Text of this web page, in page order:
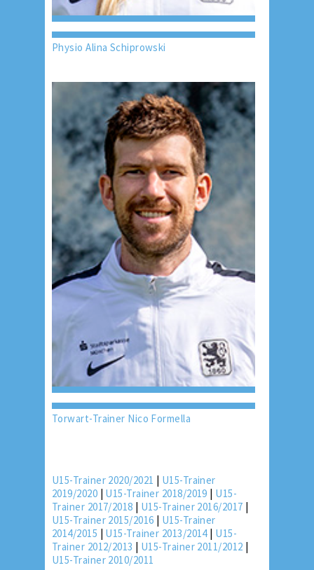
Physio Alina Schiprowski
Torwart-Trainer Nico Formella
U15-Trainer 2020/2021 | U15-Trainer
2019/2020 | U15-Trainer 2018/2019 | U15-
Trainer 2017/2018 | U15-Trainer 2016/2017 |
U15-Trainer 2015/2016 | U15-Trainer
2014/2015 | U15-Trainer 2013/2014| U15-
Trainer 2012/2013 | U15-Trainer 2011/2012 |
U15-Trainer 2010/2011